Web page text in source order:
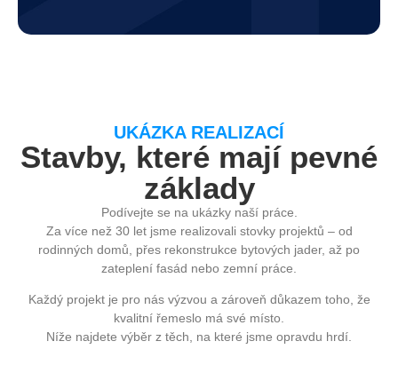
UKÁZKA REALIZACÍ
Stavby, které mají pevné
základy
Podívejte se na ukázky naší práce.
Za více než 30 let jsme realizovali stovky projektů – od
rodinných domů, přes rekonstrukce bytových jader, až po
zateplení fasád nebo zemní práce.
Každý projekt je pro nás výzvou a zároveň důkazem toho, že
kvalitní řemeslo má své místo.
Níže najdete výběr z těch, na které jsme opravdu hrdí.